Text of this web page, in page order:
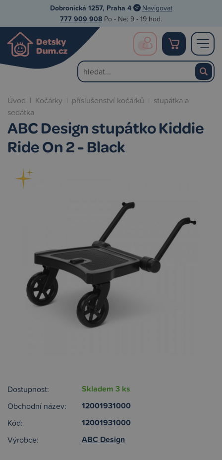
Dobronická 1257, Praha 4 Navigovat
777 909 908 Po - Ne: 9 - 19 hod.
Úvod | Kočárky | příslušenství kočárků | stupátka a
sedátka
ABC Design stupátko Kiddie
Ride On 2 - Black
Dostupnost: Skladem 3 ks
Obchodní název: 12001931000
Kód: 12001931000
Výrobce: ABC Design